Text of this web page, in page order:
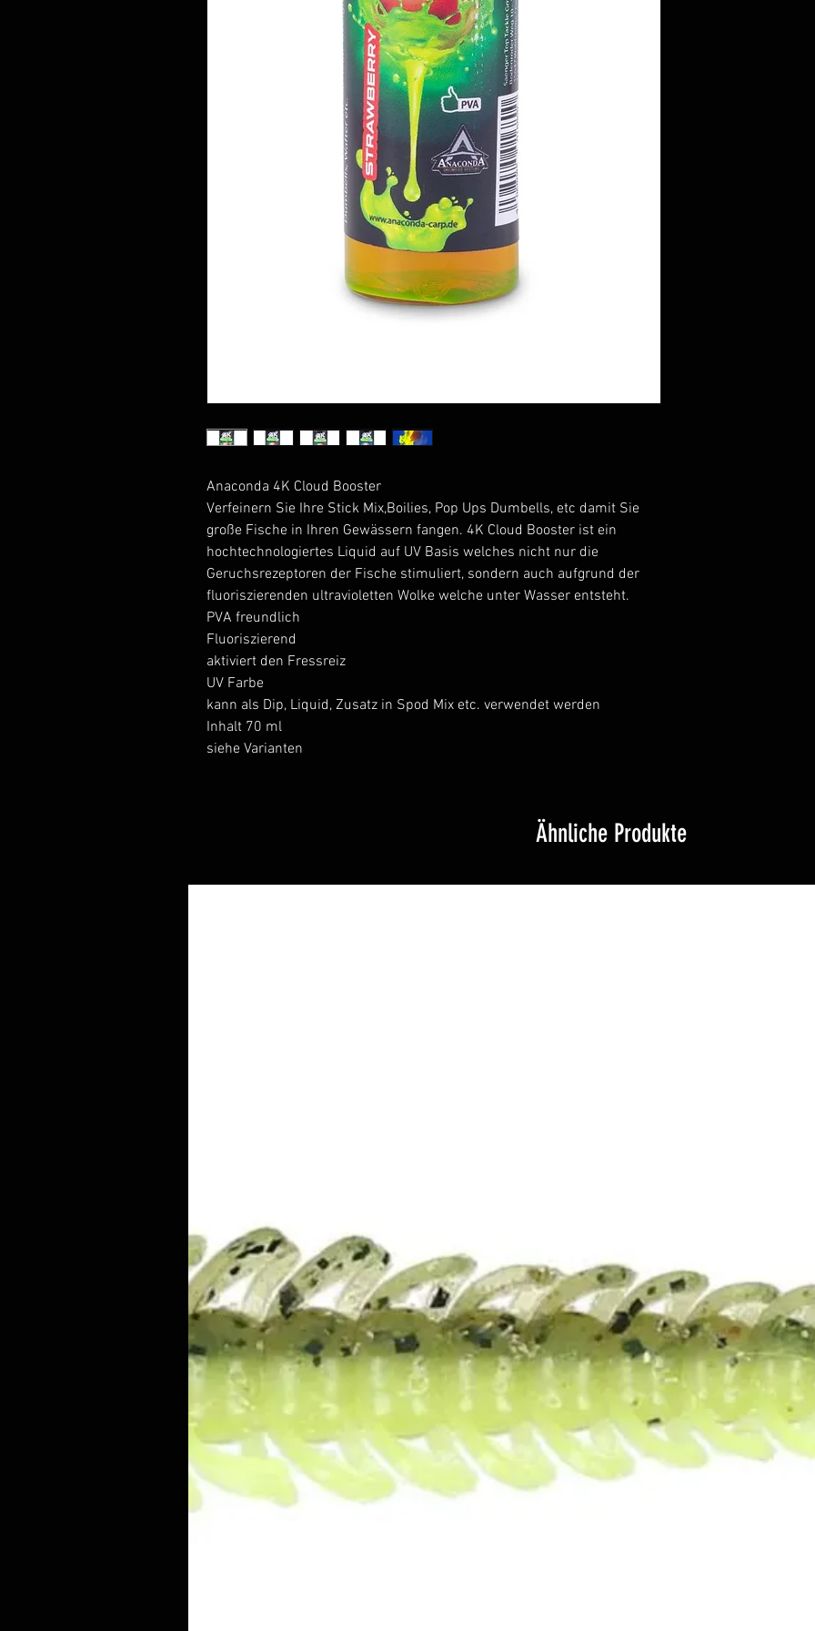
Anaconda 4K Cloud Booster
Verfeinern Sie Ihre Stick Mix,Boilies, Pop Ups Dumbells, etc damit Sie
große Fische in Ihren Gewässern fangen. 4K Cloud Booster ist ein
hochtechnologiertes Liquid auf UV Basis welches nicht nur die
Geruchsrezeptoren der Fische stimuliert, sondern auch aufgrund der
fluoriszierenden ultravioletten Wolke welche unter Wasser entsteht.
PVA freundlich
Fluoriszierend
aktiviert den Fressreiz
UV Farbe
kann als Dip, Liquid, Zusatz in Spod Mix etc. verwendet werden
Inhalt 70 ml
siehe Varianten
Ähnliche Produkte